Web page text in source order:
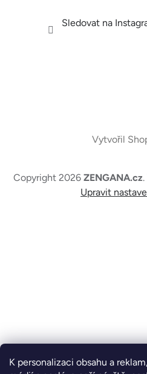
K personalizaci obsahu a
Sledovat na
Vytvořil
Copyright 2026 ZENGANA.cz
Upravit